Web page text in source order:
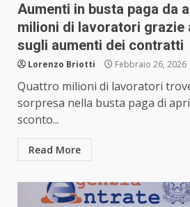
Aumenti in busta paga da
milioni di lavoratori grazie
sugli aumenti dei contratti
Lorenzo Briotti Febbraio 26, 2026
Quattro milioni di lavoratori
sorpresa nella busta paga di
sconto...
Read More